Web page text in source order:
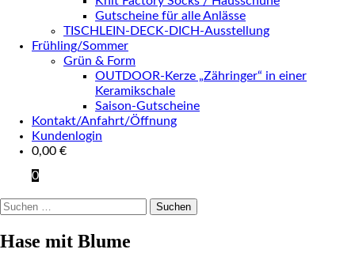
Gutscheine für alle Anlässe
TISCHLEIN-DECK-DICH-Ausstellung
Frühling/Sommer
Grün & Form
OUTDOOR-Kerze „Zähringer“ in einer
Keramikschale
Saison-Gutscheine
Kontakt/Anfahrt/Öffnung
Kundenlogin
0,00 €
0
Suchen
Hase mit Blume